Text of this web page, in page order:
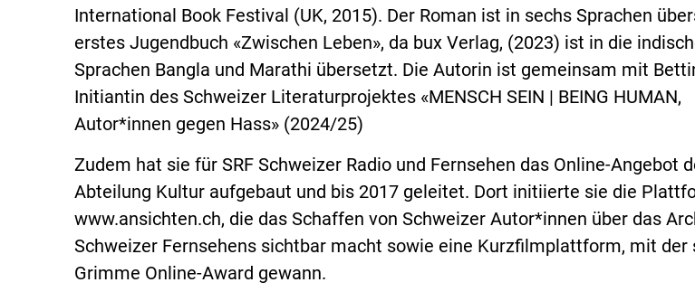
International Book Festival (UK, 2015). Der Roman ist in sechs Sprachen
erstes Jugendbuch «Zwischen Leben», da bux Verlag, (2023) ist in die
Sprachen Bangla und Marathi übersetzt. Die Autorin ist gemeinsam mit
Initiantin des Schweizer Literaturprojektes «MENSCH SEIN | BEING HUMAN,
Autor*innen gegen Hass» (2024/25)
Zudem hat sie für SRF Schweizer Radio und Fernsehen das Online-Angebot
Abteilung Kultur aufgebaut und bis 2017 geleitet. Dort initiierte sie die
www.ansichten.ch, die das Schaffen von Schweizer Autor*innen über das
Schweizer Fernsehens sichtbar macht sowie eine Kurzfilmplattform, mit der
Grimme Online-Award gewann.